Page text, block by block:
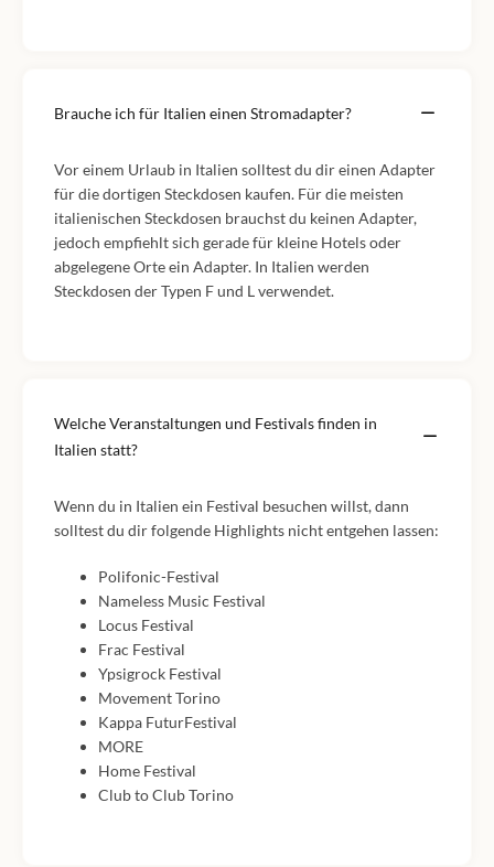
Brauche ich für Italien einen Stromadapter?
Vor einem Urlaub in Italien solltest du dir einen Adapter
für die dortigen Steckdosen kaufen. Für die meisten
italienischen Steckdosen brauchst du keinen Adapter,
jedoch empfiehlt sich gerade für kleine Hotels oder
abgelegene Orte ein Adapter. In Italien werden
Steckdosen der Typen F und L verwendet.
Welche Veranstaltungen und Festivals finden in
Italien statt?
Wenn du in Italien ein Festival besuchen willst, dann
solltest du dir folgende Highlights nicht entgehen lassen:
Polifonic-Festival
Nameless Music Festival
Locus Festival
Frac Festival
Ypsigrock Festival
Movement Torino
Kappa FuturFestival
MORE
Home Festival
Club to Club Torino